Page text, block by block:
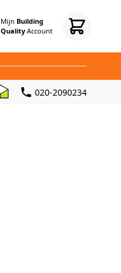
Mijn Building
QualityAccount
020-2090234